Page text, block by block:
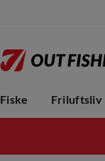
Fiske Friluftsliv